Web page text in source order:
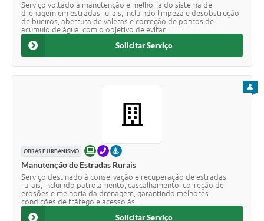
Serviço voltado à manutenção e melhoria do sistema de
drenagem em estradas rurais, incluindo limpeza e desobstrução
de bueiros, abertura de valetas e correção de pontos de
acúmulo de água, com o objetivo de evitar...
Solicitar Serviço
OBRAS E URBANISMO ONLINETELEFONEPRESENCIAL
Manutenção de Estradas Rurais
Serviço destinado à conservação e recuperação de estradas
rurais, incluindo patrolamento, cascalhamento, correção de
erosões e melhoria da drenagem, garantindo melhores
condições de tráfego e acesso às...
Solicitar Serviço